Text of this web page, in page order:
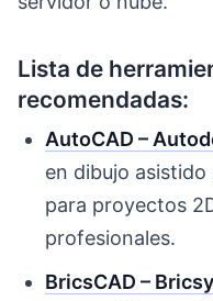
Lista de
recomendadas:
AutoCAD –
en dibujo
para proyectos
profesionales.
BricsCAD –